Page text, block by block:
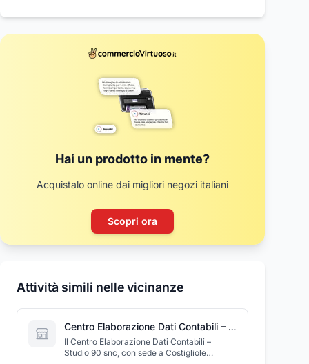
Hai un prodotto in mente?
Acquistalo online dai migliori negozi italiani
Scopri ora
Attività simili nelle vicinanze
Centro Elaborazione Dati Contabili – Studio 90 Snc
Il Centro Elaborazione Dati Contabili –
Studio 90 snc, con sede a Costigliole